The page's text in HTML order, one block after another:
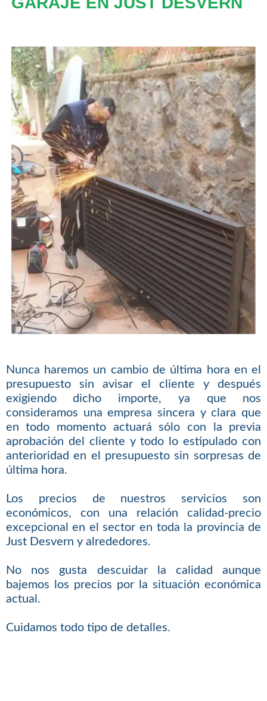
Nunca haremos un cambio de última hora en el
presupuesto sin avisar el cliente y después
exigiendo dicho importe, ya que nos
consideramos una empresa sincera y clara que
en todo momento actuará sólo con la previa
aprobación del cliente y todo lo estipulado con
anterioridad en el presupuesto sin sorpresas de
última hora.
Los precios de nuestros servicios son
económicos, con una relación calidad-precio
excepcional en el sector en toda la provincia de
Just Desvern y alrededores.
No nos gusta descuidar la calidad aunque
bajemos los precios por la situación económica
actual.
Cuidamos todo tipo de detalles.